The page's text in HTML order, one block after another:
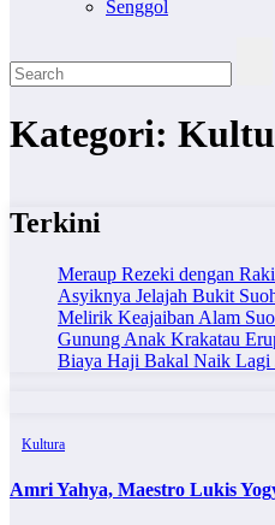
Senggol
Kategori:
Terkini
Meraup Rezeki dengan
Asyiknya Jelajah Bukit
Melirik Keajaiban Alam
Gunung Anak Krakatau
Biaya Haji Bakal Naik Lagi
Kultura
Amri Yahya, Maestro Lukis